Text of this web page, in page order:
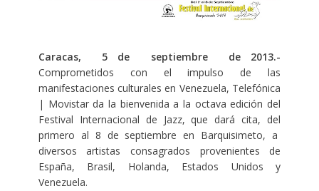
Caracas, 5 de septiembre de 2013.-
Comprometidos con el impulso de las
manifestaciones culturales en Venezuela, Telefónica
| Movistar da la bienvenida a la octava edición del
Festival Internacional de Jazz, que dará cita, del
primero al 8 de septiembre en Barquisimeto, a
diversos artistas consagrados provenientes de
España, Brasil, Holanda, Estados Unidos y
Venezuela.